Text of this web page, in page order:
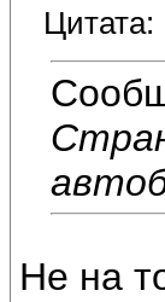
Цитата:
Не на